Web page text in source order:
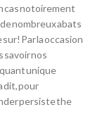
cas notoirement
nombreux abats
Par la occasion
savoir nos
unique
dit, pour
persiste the